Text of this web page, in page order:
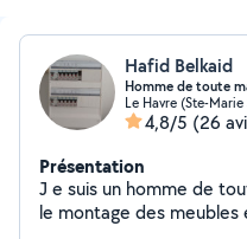
Hafid Belkaid
Homme de toute
Le Havre (Ste-
4,8/5 (26
Présentation
J e suis un homme de
le montage des meubles et peinture ainsi que les